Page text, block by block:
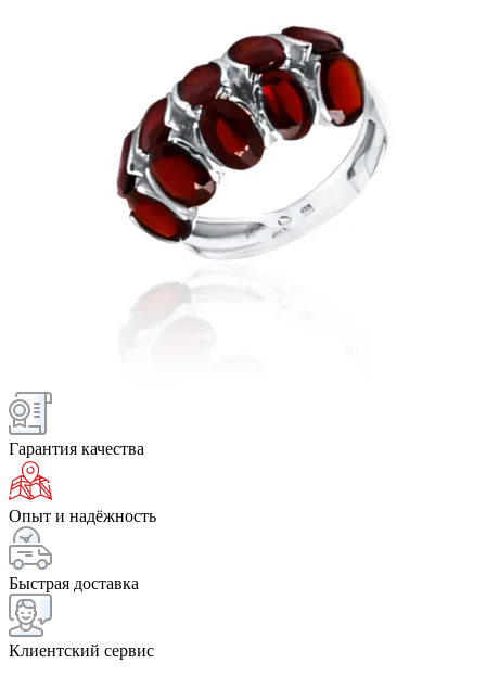
Гарантия качества
Опыт и надёжность
Быстрая доставка
Клиентский сервис